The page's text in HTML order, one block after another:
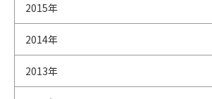
2015年
2014年
2013年